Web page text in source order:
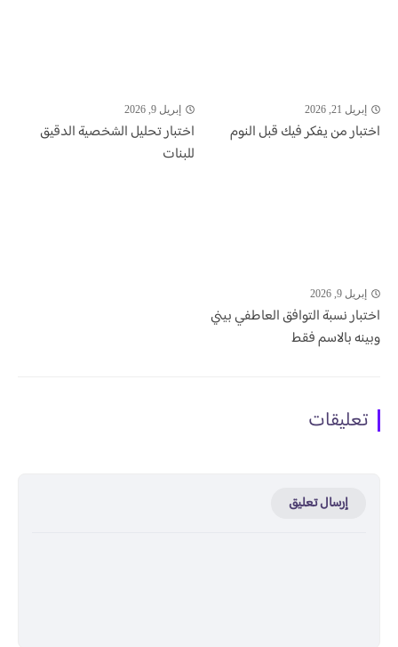
إبريل 21, 2026
اختبار من يفكر فيك قبل النوم
إبريل 9, 2026
اختبار تحليل الشخصية الدقيق
للبنات
إبريل 9, 2026
اختبار نسبة التوافق العاطفي بيني
وبينه بالاسم فقط
تعليقات
إرسال تعليق